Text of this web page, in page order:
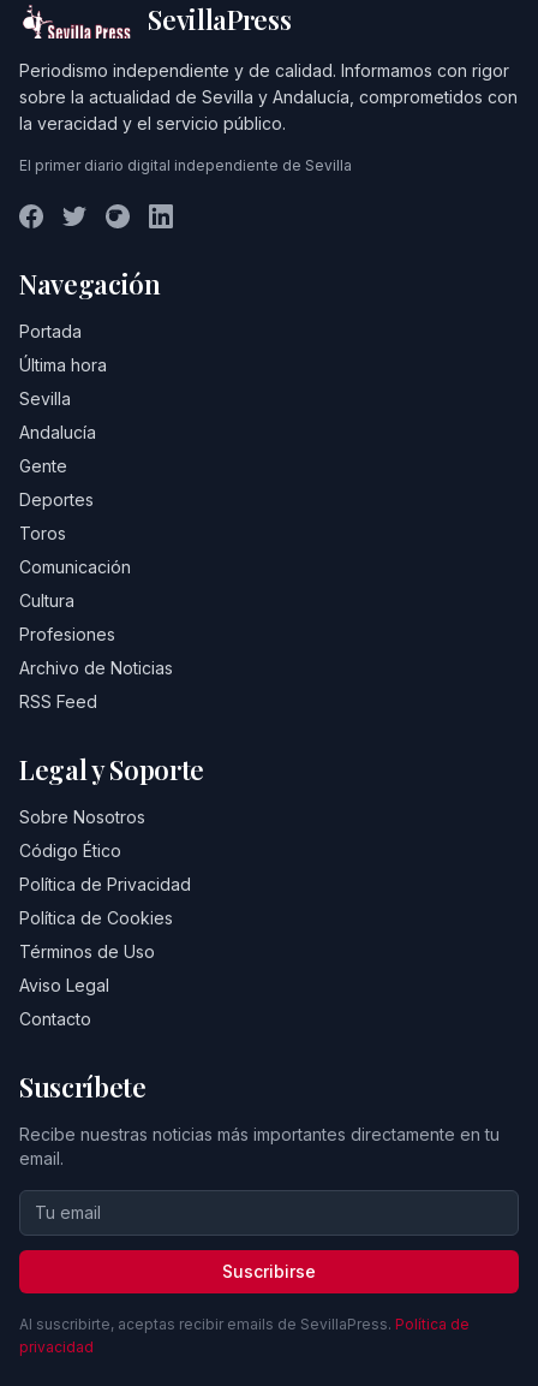
SevillaPress
Periodismo independiente y de calidad. Informamos con rigor
sobre la actualidad de Sevilla y Andalucía, comprometidos con
la veracidad y el servicio público.
El primer diario digital independiente de Sevilla
Navegación
Portada
Última hora
Sevilla
Andalucía
Gente
Deportes
Toros
Comunicación
Cultura
Profesiones
Archivo de Noticias
RSS Feed
Legal y Soporte
Sobre Nosotros
Código Ético
Política de Privacidad
Política de Cookies
Términos de Uso
Aviso Legal
Contacto
Suscríbete
Recibe nuestras noticias más importantes directamente en tu
email.
Suscribirse
Al suscribirte, aceptas recibir emails de SevillaPress. Política de
privacidad